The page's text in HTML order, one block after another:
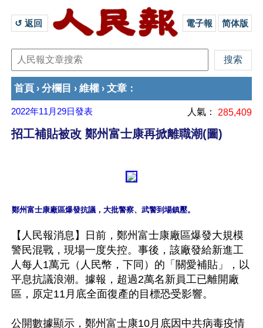
↺ 返回 電子報 简体版
首頁 › 分欄目 › 維權 › 文章 ：
2022年11月29日發表 人氣： 285,409
招工補貼被改 鄭州富士康再掀離職潮(圖)
【人民報消息】日前，鄭州富士康廠區爆發大規模
警民混戰，現場一度失控。事後，該廠發給新進工
人每人1萬元（人民幣，下同）的「關愛補貼」，以
平息抗議浪潮。據報，超過2萬名新員工已離開廠
區，原定11月底全面復產的目標恐受影響。
公開數據顯示，鄭州富士康10月底因中共病毒疫情